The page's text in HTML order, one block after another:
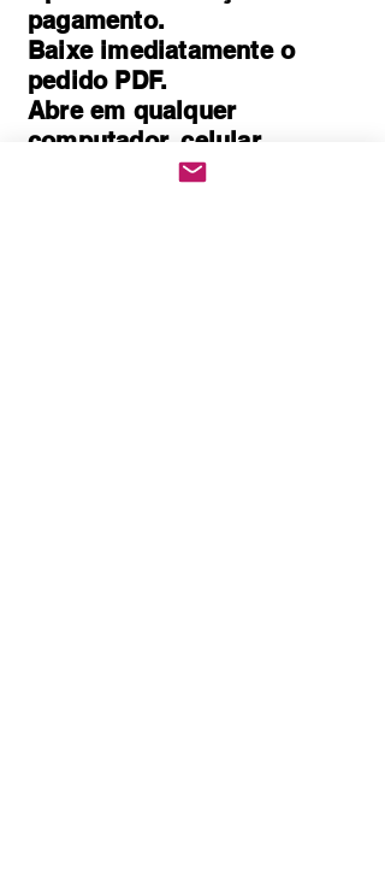
pagamento.
Baixe imediatamente o
pedido PDF.
Abre em qualquer
computador, celular,
notebook e leitores de